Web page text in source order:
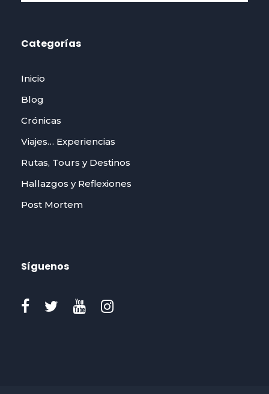
Categorías
Inicio
Blog
Crónicas
Viajes… Experiencias
Rutas, Tours y Destinos
Hallazgos y Reflexiones
Post Mortem
Síguenos